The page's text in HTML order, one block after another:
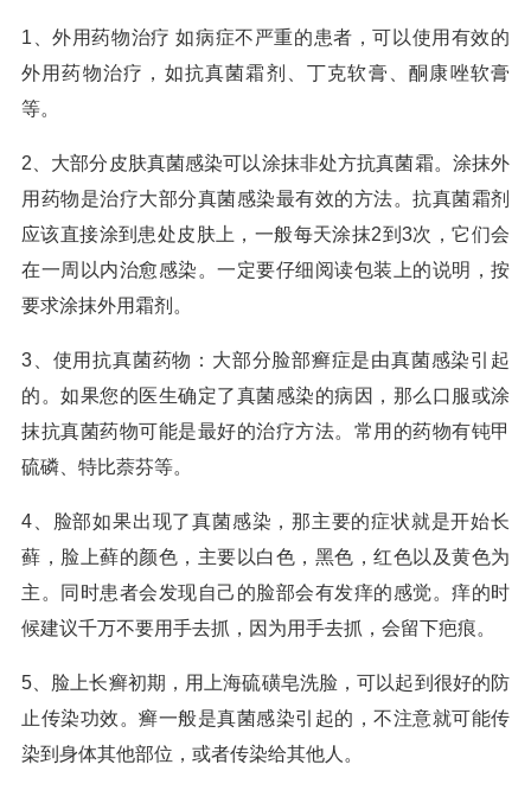
1、外用药物治疗 如病症不严重的患者，可以使用有效的
外用药物治疗，如抗真菌霜剂、丁克软膏、酮康唑软膏
等。
2、大部分皮肤真菌感染可以涂抹非处方抗真菌霜。涂抹外
用药物是治疗大部分真菌感染最有效的方法。抗真菌霜剂
应该直接涂到患处皮肤上，一般每天涂抹2到3次，它们会
在一周以内治愈感染。一定要仔细阅读包装上的说明，按
要求涂抹外用霜剂。
3、使用抗真菌药物：大部分脸部癣症是由真菌感染引起
的。如果您的医生确定了真菌感染的病因，那么口服或涂
抹抗真菌药物可能是最好的治疗方法。常用的药物有钝甲
硫磷、特比萘芬等。
4、脸部如果出现了真菌感染，那主要的症状就是开始长
藓，脸上藓的颜色，主要以白色，黑色，红色以及黄色为
主。同时患者会发现自己的脸部会有发痒的感觉。痒的时
候建议千万不要用手去抓，因为用手去抓，会留下疤痕。
5、脸上长癣初期，用上海硫磺皂洗脸，可以起到很好的防
止传染功效。癣一般是真菌感染引起的，不注意就可能传
染到身体其他部位，或者传染给其他人。